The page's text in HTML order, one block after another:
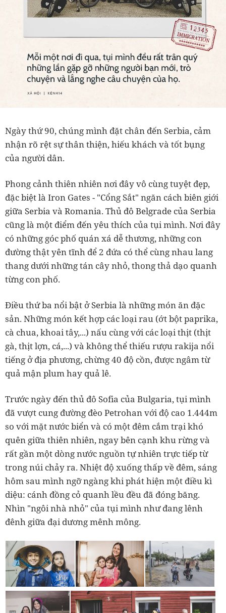
Ngày thứ 90, chúng mình đặt chân đến Serbia, cảm
nhận rõ rệt sự thân thiện, hiếu khách và tốt bụng
của người dân.
Phong cảnh thiên nhiên nơi đây vô cùng tuyệt đẹp,
đặc biệt là Iron Gates - "Cổng Sắt" ngăn cách biên giới
giữa Serbia và Romania. Thủ đô Belgrade của Serbia
cũng là một điểm đến yêu thích của tụi mình. Nơi đây
có những góc phố quán xá dễ thương, những con
đường thật yên tĩnh để 2 đứa có thể cùng nhau lang
thang dưới những tán cây nhỏ, thong thả dạo quanh
từng con phố.
Điều thứ ba nổi bật ở Serbia là những món ăn đặc
sản. Những món kết hợp các loại rau (ớt bột paprika,
cà chua, khoai tây,...) nấu cùng với các loại thịt (thịt
gà, thịt lợn, cá,...) và không thể thiếu rượu rakija nổi
tiếng ở địa phương, chừng 40 độ cồn, được ngâm từ
quả mận plum hay quả lê.
Trước ngày đến thủ đô Sofia của Bulgaria, tụi mình
đã vượt cung đường đèo Petrohan với độ cao 1.444m
so với mặt nước biển và có một đêm cắm trại khó
quên giữa thiên nhiên, ngay bên cạnh khu rừng và
rất gần một dòng nước nguồn tự nhiên trực tiếp từ
trong núi chảy ra. Nhiệt độ xuống thấp về đêm, sáng
hôm sau mình ngỡ ngàng khi phát hiện một điều kì
diệu: cánh đồng cỏ quanh lều đều đã đóng băng.
Nhìn "ngôi nhà nhỏ" của tụi mình như đang lênh
đênh giữa đại dương mênh mông.